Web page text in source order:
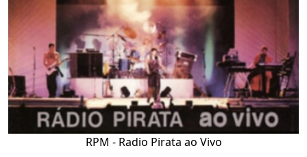
RPM - Radio Pirata ao Vivo